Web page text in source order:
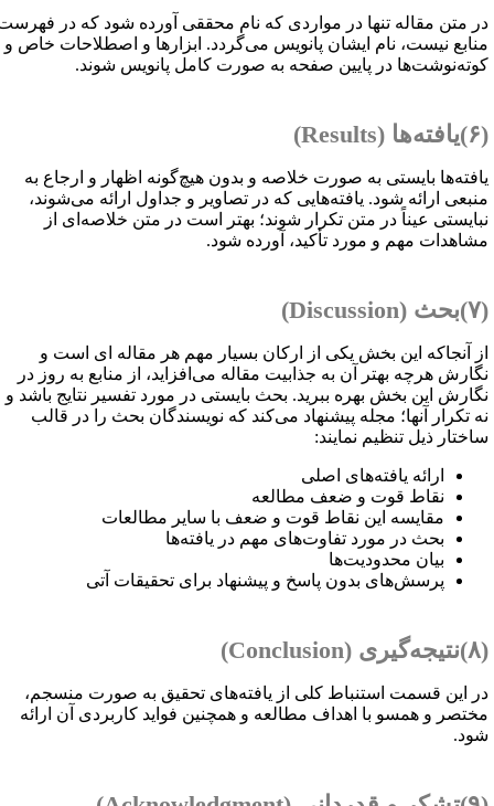
متن مقاله تنها در مواردی که نام محققی آورده شود که در فهرست
نیست، نام ایشان پانویس می‌گردد. ابزارها و اصطلاحات خاص و
در پایین صفحه به صورت کامل پانویس شوند.
Results
)
بایستی به صورت خلاصه و بدون هیچ‌گونه اظهار و ارجاع به
ارائه شود. یافته‌هایی که در تصاویر و جداول ارائه می‌شوند،
عیناً در متن تکرار شوند؛ بهتر است در متن خلاصه‌ای از
مهم و مورد تأکید، آورده شود.
Discussion
)
آنجاکه این بخش یکی از ارکان بسیار مهم هر مقاله ای است و
هرچه بهتر آن به جذابیت مقاله می‌افزاید، از منابع به روز در
این بخش بهره ببرید. بحث بایستی در مورد تفسیر نتایج باشد و
تکرار آنها؛ مجله پیشنهاد می‌کند که نویسندگان بحث را در قالب
ذیل تنظیم نمایند:
ارائه یافته‌های اصلی
نقاط قوت و ضعف مطالعه
مقایسه این نقاط قوت و ضعف با سایر مطالعات
بحث در مورد تفاوت‌های مهم در یافته‌ها
بیان محدودیت‌ها
پرسش‌های بدون پاسخ و پیشنهاد برای تحقیقات آتی
Conclusion
)
این قسمت استنباط کلی از یافته‌های تحقیق به صورت منسجم،
و همسو با اهداف مطالعه و همچنین فواید کاربردی آن ارائه